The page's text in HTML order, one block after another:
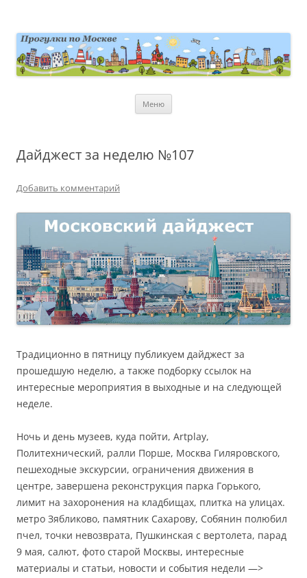
Меню
Дайджест за неделю №107
Добавить комментарий
Традиционно в пятницу публикуем дайджест за
прошедшую неделю, а также подборку ссылок на
интересные мероприятия в выходные и на следующей
неделе.
Ночь и день музеев, куда пойти, Artplay,
Политехнический, ралли Порше, Москва Гиляровского,
пешеходные экскурсии, ограничения движения в
центре, завершена реконструкция парка Горького,
лимит на захоронения на кладбищах, плитка на улицах.
метро Зябликово, памятник Сахарову, Собянин полюбил
пчел, точки невозврата, Пушкинская с вертолета, парад
9 мая, салют, фото старой Москвы, интересные
материалы и статьи, новости и события недели —>